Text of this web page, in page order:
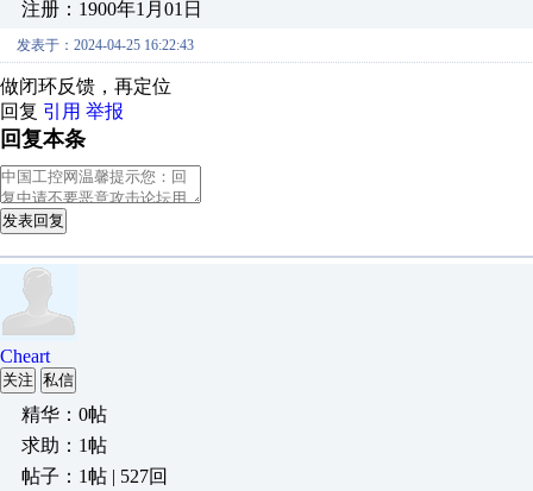
注册：1900年1月01日
发表于：2024-04-25 16:22:43
做闭环反馈，再定位
回复 引用 举报
回复本条
发表回复
Cheart
关注 私信
精华：0帖
求助：1帖
帖子：1帖 | 527回